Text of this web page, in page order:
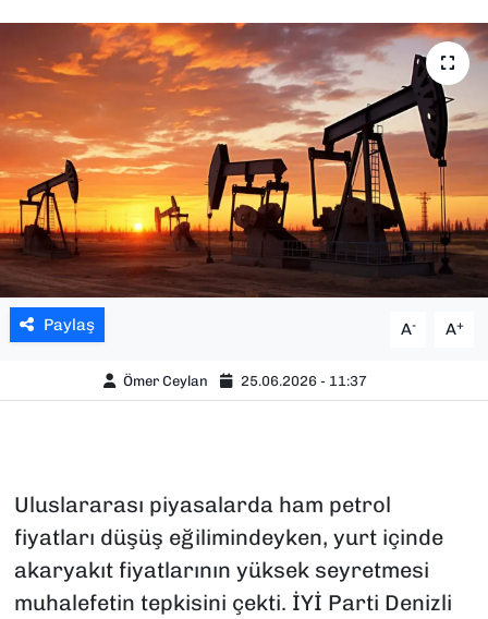
Paylaş A- A+
Ömer Ceylan 25.06.2026 - 11:37
Uluslararası piyasalarda ham petrol
fiyatları düşüş eğilimindeyken, yurt içinde
akaryakıt fiyatlarının yüksek seyretmesi
muhalefetin tepkisini çekti. İYİ Parti Denizli
YAŞAM
YEREL YÖNETİMLER